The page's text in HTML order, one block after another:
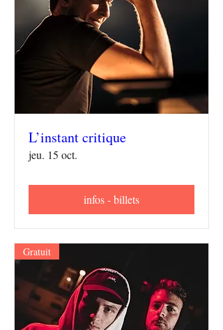
L’instant critique
jeu. 15 oct.
infos - billets
Gratuit